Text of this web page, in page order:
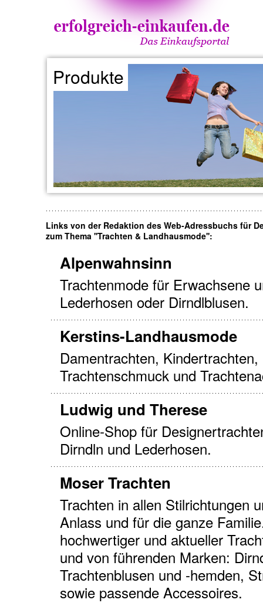
Produkte
Links von der Redaktion des Web-Adressbuchs für
zum Thema ''Trachten & Landhausmode'':
Alpenwahnsinn
Trachtenmode für Erwachsene
Lederhosen oder Dirndlblusen.
Kerstins-Landhausmode
Damentrachten,
Trachtenschmuck und
Ludwig und Therese
Online-Shop für
Dirndln und Lederhosen.
Moser Trachten
Trachten in allen Stilrichtungen
Anlass und für die ganze
hochwertiger und aktueller
und von führenden Marken:
Trachtenblusen und -hemden,
sowie passende Accessoires.